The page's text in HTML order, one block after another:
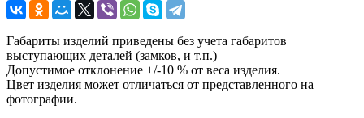
Габариты изделий приведены без учета габаритов
выступающих деталей (замков, и т.п.)
Допустимое отклонение +/-10 % от веса изделия.
Цвет изделия может отличаться от представленного на
фотографии.